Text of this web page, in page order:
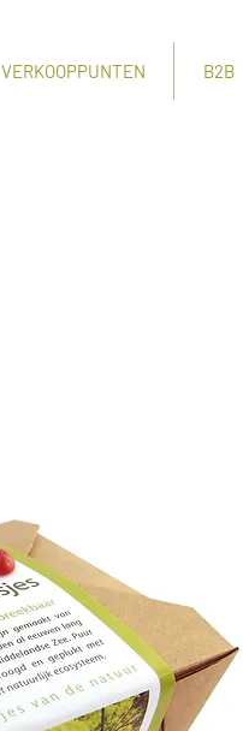
VERKOOPPUNTEN B2B